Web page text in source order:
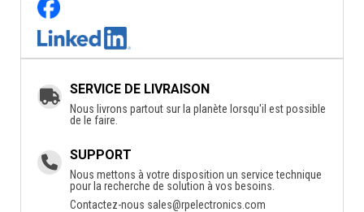
SERVICE DE LIVRAISON
Nous livrons partout sur la planète lorsqu'il est possible
de le faire.
SUPPORT
Nous mettons à votre disposition un service technique
pour la recherche de solution à vos besoins.
Contactez-nous sales@rpelectronics.com